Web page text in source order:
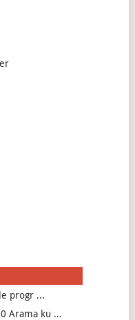
progr ...
Arama ku ...